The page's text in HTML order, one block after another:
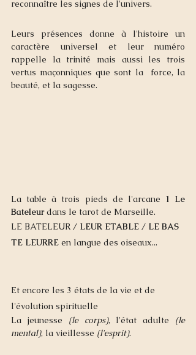
reconnaître les signes de l'univers.
Leurs présences donne à l'histoire un
caractère universel et leur numéro
rappelle la trinité mais aussi les trois
vertus maçonniques que sont la  force, la
beauté, et la sagesse.
La table à trois pieds de l'arcane 1 Le
Bateleur dans le tarot de Marseille.
LE BATELEUR / LEUR ETABLE / LE BAS
TE LEURRE en langue des oiseaux...
Et encore les 3 états de la vie et de
l'évolution spirituelle
La jeunesse (le corps), l'état adulte (le
mental), la vieillesse (l'esprit).